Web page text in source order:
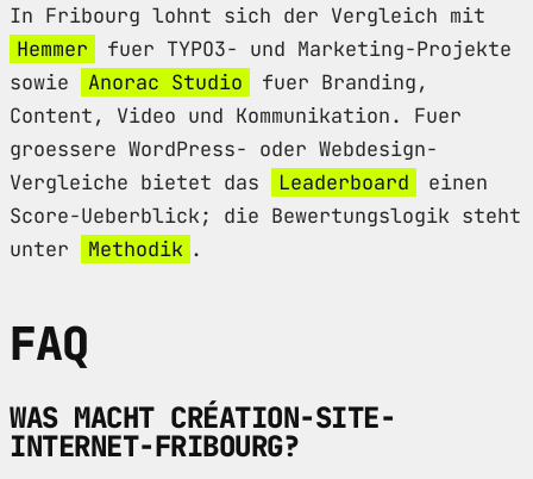
In Fribourg lohnt sich der Vergleich mit
Hemmer
fuer TYPO3- und Marketing-Projekte
sowie
Anorac Studio
fuer Branding,
Content, Video und Kommunikation. Fuer
groessere WordPress- oder Webdesign-
Vergleiche bietet das
Leaderboard
einen
Score-Ueberblick; die Bewertungslogik steht
unter
Methodik .
FAQ
WAS MACHT CRÉATION-SITE-
INTERNET-FRIBOURG?